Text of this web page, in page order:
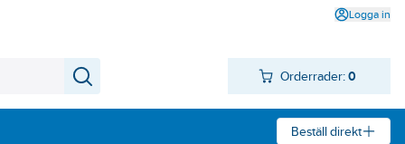
Logga in
Orderrader: 0
Beställ direkt